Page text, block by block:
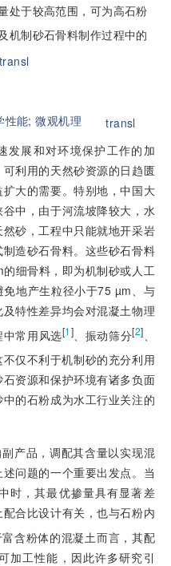
处于较高范围，可为高石粉
机制砂石骨料制作过程中的
transl
性能;微观机理
transl
发展和对环境保护工作的加
利用的天然砂资源的日趋匮
大的需要。特别地，中国大
中，由于河流坡降较大，水
砂，工程中只能就地开采岩
造砂石骨料。这些砂石骨料
细骨料，即为机制砂或人工
地产生粒径小于75 µm、与
特性差异均会对混凝土物理
常用风选[1] 、振动筛分[2]
仅不利于机制砂的充分利用
资源和保护环境有诸多负面
的石粉成为水工行业关注的
产品，调配其含量以实现混
问题的一个重要出发点。当
时，其最优掺量具有显著差
合比设计有关，也与石粉内
含粉体的混凝土而言，其配
加工性能，因此许多研究引